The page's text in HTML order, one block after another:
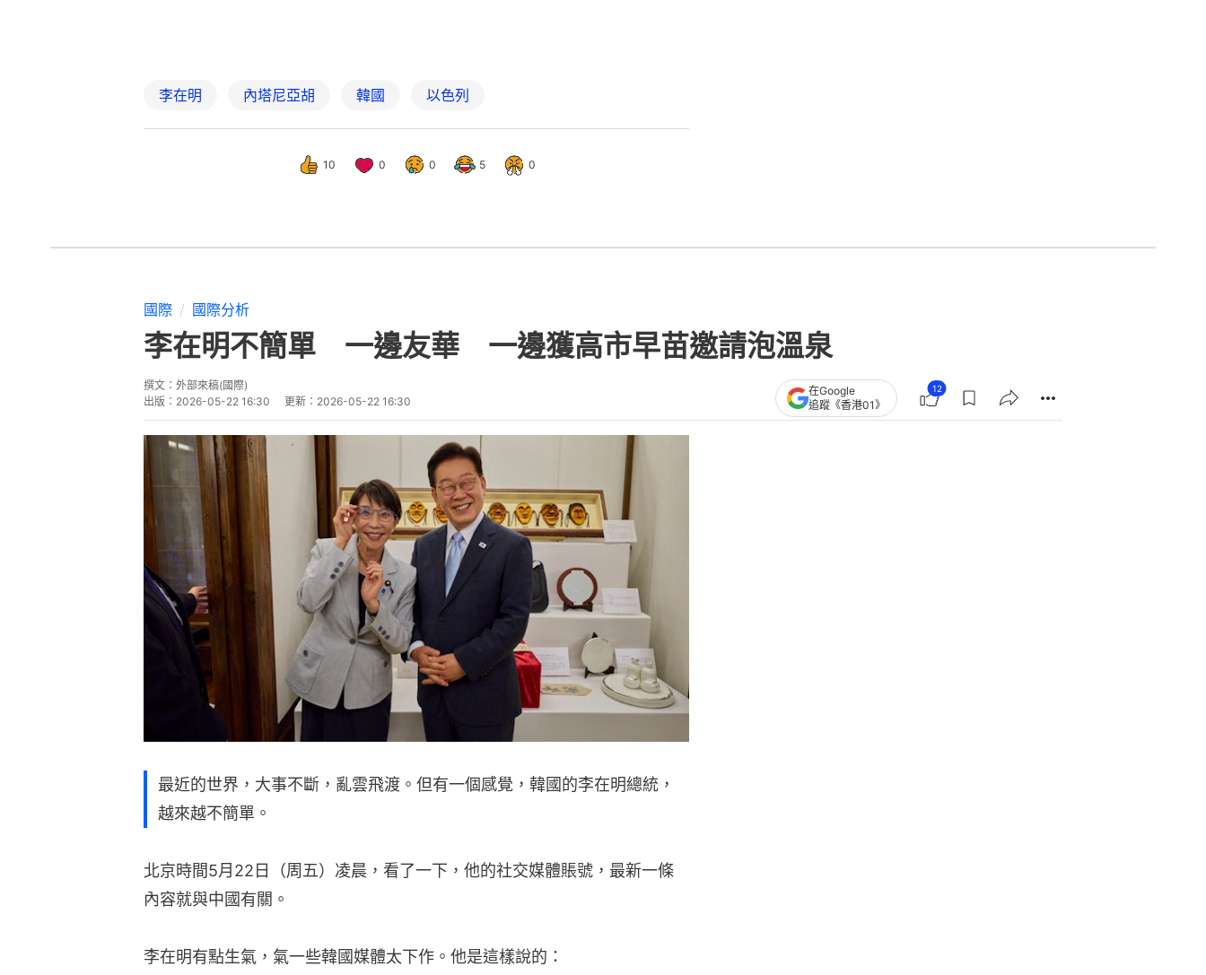
李在明 內塔尼亞胡 韓國 以色列
10 0 0 5 0
國際 國際分析
李在明不簡單 一邊友華 一邊獲高市早苗邀請泡溫泉
撰文： 外部來稿(國際)
出版： 2026-05-22 16:30 更新： 2026-05-22 16:30
在Google
追蹤《香港01》
12
最近的世界，大事不斷，亂雲飛渡。但有一個感覺，韓國的李在明總統，
越來越不簡單。
北京時間5月22日（周五）凌晨，看了一下，他的社交媒體賬號，最新一條
內容就與中國有關。
李在明有點生氣，氣一些韓國媒體太下作。他是這樣說的：